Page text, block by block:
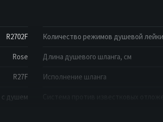
R2702F
Rose
R27F
с душем
Количество режимов душевой лейки
Длина душевого шланга, см
Исполнение шланга